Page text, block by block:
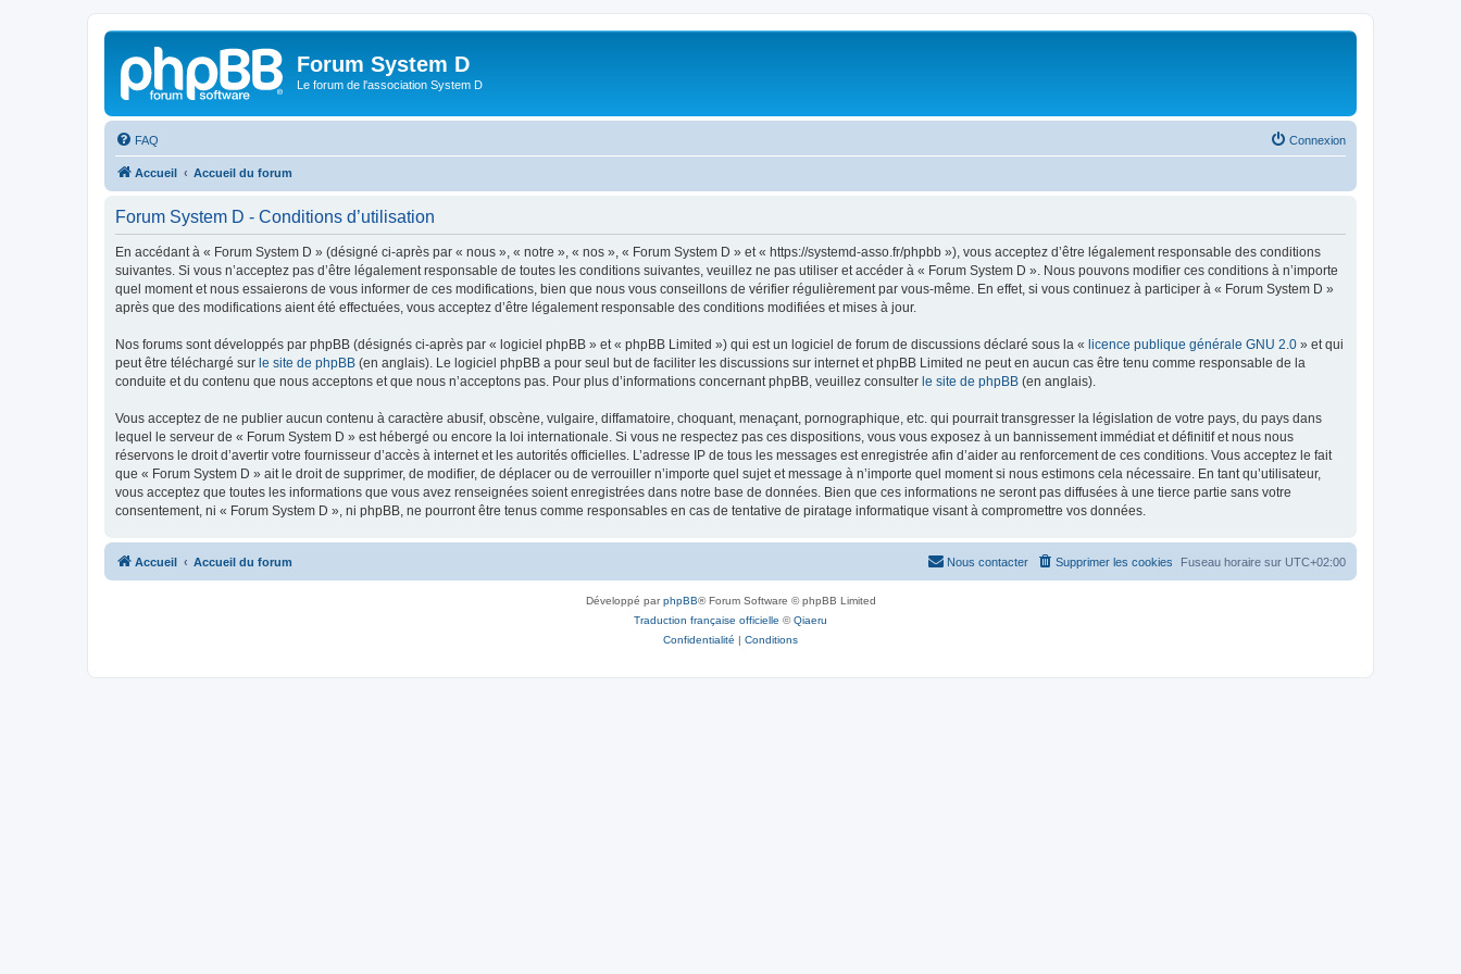
Forum System D
Le forum de l'association System D
FAQ Connexion
Accueil Accueil du forum
Forum System D - Conditions d’utilisation
En accédant à « Forum System D » (désigné ci-après par « nous », « notre », « nos », « Forum System D » et « https://systemd-asso.fr/phpbb »), vous acceptez d’être légalement responsable des conditions
suivantes. Si vous n’acceptez pas d’être légalement responsable de toutes les conditions suivantes, veuillez ne pas utiliser et accéder à « Forum System D ». Nous pouvons modifier ces conditions à n’importe
quel moment et nous essaierons de vous informer de ces modifications, bien que nous vous conseillons de vérifier régulièrement par vous-même. En effet, si vous continuez à participer à « Forum System D »
après que des modifications aient été effectuées, vous acceptez d’être légalement responsable des conditions modifiées et mises à jour.
Nos forums sont développés par phpBB (désignés ci-après par « logiciel phpBB » et « phpBB Limited ») qui est un logiciel de forum de discussions déclaré sous la « licence publique générale GNU 2.0 » et qui
peut être téléchargé sur le site de phpBB (en anglais). Le logiciel phpBB a pour seul but de faciliter les discussions sur internet et phpBB Limited ne peut en aucun cas être tenu comme responsable de la
conduite et du contenu que nous acceptons et que nous n’acceptons pas. Pour plus d’informations concernant phpBB, veuillez consulter le site de phpBB (en anglais).
Vous acceptez de ne publier aucun contenu à caractère abusif, obscène, vulgaire, diffamatoire, choquant, menaçant, pornographique, etc. qui pourrait transgresser la législation de votre pays, du pays dans
lequel le serveur de « Forum System D » est hébergé ou encore la loi internationale. Si vous ne respectez pas ces dispositions, vous vous exposez à un bannissement immédiat et définitif et nous nous
réservons le droit d’avertir votre fournisseur d’accès à internet et les autorités officielles. L’adresse IP de tous les messages est enregistrée afin d’aider au renforcement de ces conditions. Vous acceptez le fait
que « Forum System D » ait le droit de supprimer, de modifier, de déplacer ou de verrouiller n’importe quel sujet et message à n’importe quel moment si nous estimons cela nécessaire. En tant qu’utilisateur,
vous acceptez que toutes les informations que vous avez renseignées soient enregistrées dans notre base de données. Bien que ces informations ne seront pas diffusées à une tierce partie sans votre
consentement, ni « Forum System D », ni phpBB, ne pourront être tenus comme responsables en cas de tentative de piratage informatique visant à compromettre vos données.
Accueil Accueil du forum Fuseau horaire sur UTC+02:00
Supprimer les cookies
Nous contacter
Développé parphpBB® Forum Software © phpBB Limited
Traduction française officielle ©Qiaeru
Confidentialité | Conditions